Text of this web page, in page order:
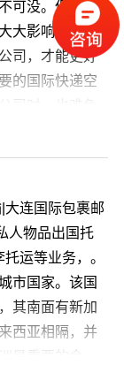
那么，国际快
以登录我们官
可没。但功放
大影响声音的
司，才能更好
的国际快递空
地快递包裹到
坡多久能到？
快递公司有哪
我司会有专业
到新加坡的疑
大连国际包裹邮
人物品出国托
运等业务，。
市国家。该国
其南面有新加
西亚相隔，并